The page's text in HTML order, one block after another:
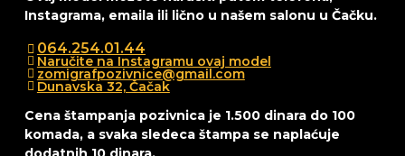
Instagrama, emaila ili lično u našem salonu u Čačku.
064.254.01.44
Naručite na Instagramu ovaj model
zomigrafpozivnice@gmail.com
Dunavska 32, Čačak
Cena štampanja pozivnica je 1.500 dinara do 100
komada, a svaka sledeca štampa se naplaćuje